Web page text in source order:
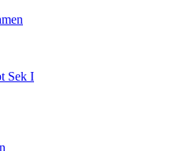
Sek I